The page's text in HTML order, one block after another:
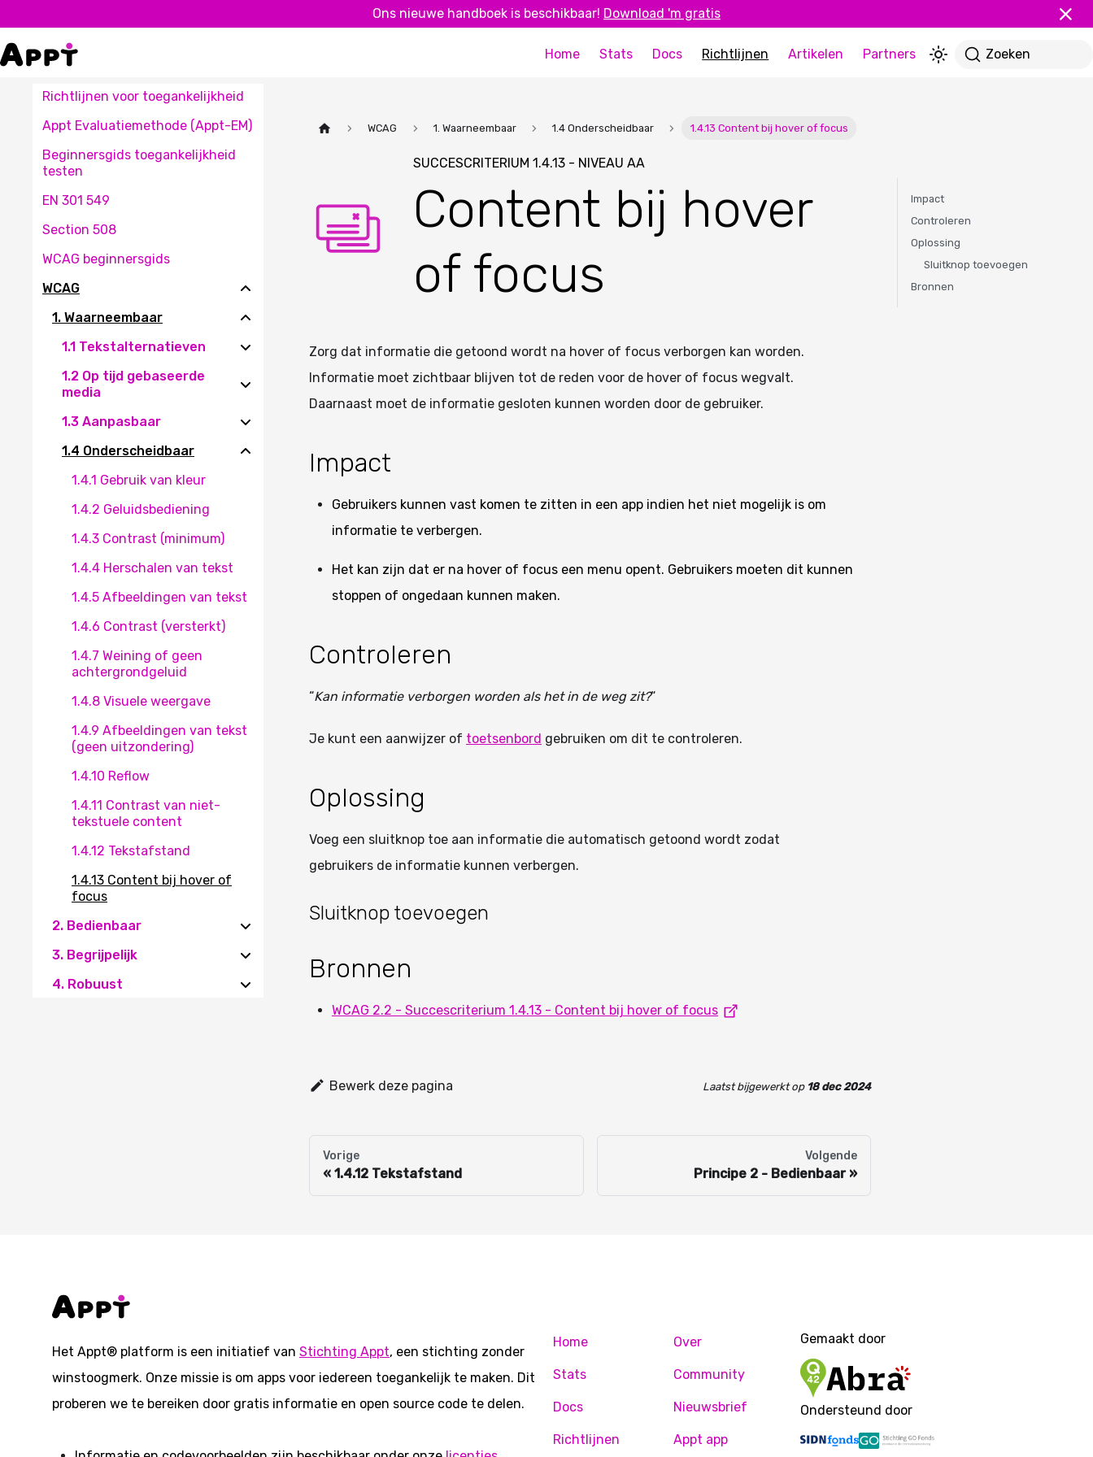
Ons nieuwe handboek is beschikbaar! Download 'm gratis
Home Stats Docs Richtlijnen Artikelen Partners Zoeken
Richtlijnen voor toegankelijkheid
Appt Evaluatiemethode (Appt-EM)
Beginnersgids toegankelijkheid
testen
EN 301 549
Section 508
WCAG beginnersgids
WCAG
1. Waarneembaar
1.1 Tekstalternatieven
1.2 Op tijd gebaseerde
media
1.3 Aanpasbaar
1.4 Onderscheidbaar
1.4.1 Gebruik van kleur
1.4.2 Geluidsbediening
1.4.3 Contrast (minimum)
1.4.4 Herschalen van tekst
1.4.5 Afbeeldingen van tekst
1.4.6 Contrast (versterkt)
1.4.7 Weining of geen
achtergrondgeluid
1.4.8 Visuele weergave
1.4.9 Afbeeldingen van tekst
(geen uitzondering)
1.4.10 Reflow
1.4.11 Contrast van niet-
tekstuele content
1.4.12 Tekstafstand
1.4.13 Content bij hover of
focus
2. Bedienbaar
3. Begrijpelijk
4. Robuust
WCAG 1. Waarneembaar 1.4 Onderscheidbaar 1.4.13 Content bij hover of focus
SUCCESCRITERIUM 1.4.13 - NIVEAU AA
Content bij hover
of focus
Zorg dat informatie die getoond wordt na hover of focus verborgen kan worden.
Informatie moet zichtbaar blijven tot de reden voor de hover of focus wegvalt.
Daarnaast moet de informatie gesloten kunnen worden door de gebruiker.
Impact
Gebruikers kunnen vast komen te zitten in een app indien het niet mogelijk is om
informatie te verbergen.
Het kan zijn dat er na hover of focus een menu opent. Gebruikers moeten dit kunnen
stoppen of ongedaan kunnen maken.
Controleren
“Kan informatie verborgen worden als het in de weg zit?“
Je kunt een aanwijzer of toetsenbord gebruiken om dit te controleren.
Oplossing
Voeg een sluitknop toe aan informatie die automatisch getoond wordt zodat
gebruikers de informatie kunnen verbergen.
Sluitknop toevoegen
Bronnen
WCAG 2.2 - Succescriterium 1.4.13 - Content bij hover of focus
Bewerk deze pagina Laatst bijgewerktop 18 dec 2024
Vorige
1.4.12 Tekstafstand
Volgende
Principe 2 - Bedienbaar
Impact
Controleren
Oplossing
Sluitknop toevoegen
Bronnen
Het Appt® platform is een initiatief van Stichting Appt, een stichting zonder
winstoogmerk. Onze missie is om apps voor iedereen toegankelijk te maken. Dit
proberen we te bereiken door gratis informatie en open source code te delen.
Home
Stats
Docs
Richtlijnen
Over
Community
Nieuwsbrief
Appt app
Gemaakt door
Ondersteund door